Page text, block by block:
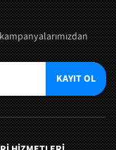
KAYIT OL